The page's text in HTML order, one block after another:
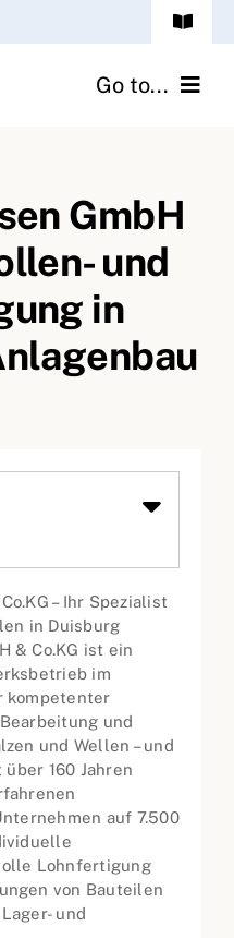
Toggle
Go to...
GmbH
und
in
– Ihr Spezialist
in Duisburg
& Co.KG ist ein
im
kompetenter
und
und Wellen – und
160 Jahren
auf 7.500
Lohnfertigung
von Bauteilen
und